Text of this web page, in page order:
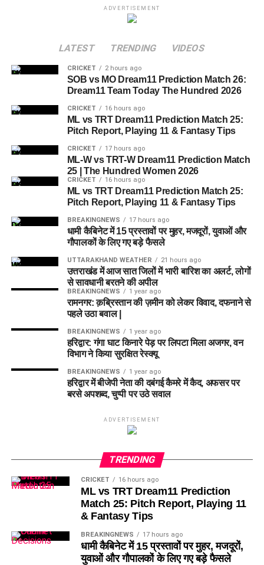
ADVERTISEMENT
LATEST TRENDING VIDEOS
CRICKET 2 hours ago
SOB vs MO Dream11 Prediction Match 26:
Dream11 Team Today The Hundred 2026
CRICKET 16 hours ago
ML vs TRT Dream11 Prediction Match 25:
Pitch Report, Playing 11 & Fantasy Tips
CRICKET 17 hours ago
ML-W vs TRT-W Dream11 Prediction Match
25 | The Hundred Women 2026
CRICKET 16 hours ago
ML vs TRT Dream11 Prediction Match 25:
Pitch Report, Playing 11 & Fantasy Tips
BREAKINGNEWS 17 hours ago
धामी कैबिनेट में 15 प्रस्तावों पर मुहर, मजदूरों, युवाओं और
गौपालकों के लिए गए बड़े फैसले
UTTARAKHAND WEATHER 21 hours ago
उत्तराखंड में आज सात जिलों में भारी बारिश का अलर्ट, लोगों
से सावधानी बरतने की अपील
BREAKINGNEWS 1 year ago
रामनगर: क़ब्रिस्तान की ज़मीन को लेकर विवाद, दफनाने से
पहले उठा बवाल |
BREAKINGNEWS 1 year ago
हरिद्वार: गंगा घाट किनारे पेड़ पर लिपटा मिला अजगर, वन
विभाग ने किया सुरक्षित रेस्क्यू
BREAKINGNEWS 1 year ago
हरिद्वार में बीजेपी नेता की दबंगई कैमरे में कैद, अफसर पर
बरसे अपशब्द, चुप्पी पर उठे सवाल
ADVERTISEMENT
TRENDING
CRICKET 16 hours ago
ML vs TRT Dream11 Prediction
Match 25: Pitch Report, Playing 11
& Fantasy Tips
BREAKINGNEWS 17 hours ago
धामी कैबिनेट में 15 प्रस्तावों पर मुहर, मजदूरों,
युवाओं और गौपालकों के लिए गए बड़े फैसले